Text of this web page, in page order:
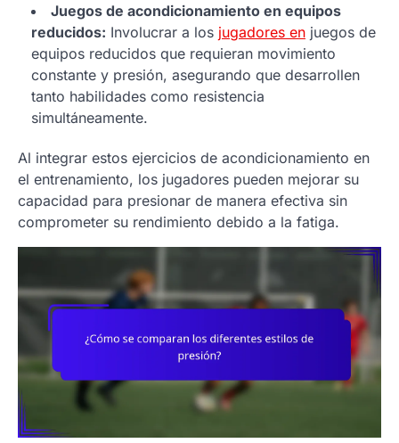
Juegos de acondicionamiento en equipos
reducidos: Involucrar a los jugadores en juegos de
equipos reducidos que requieran movimiento
constante y presión, asegurando que desarrollen
tanto habilidades como resistencia
simultáneamente.
Al integrar estos ejercicios de acondicionamiento en
el entrenamiento, los jugadores pueden mejorar su
capacidad para presionar de manera efectiva sin
comprometer su rendimiento debido a la fatiga.